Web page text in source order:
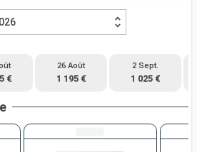
€
26 Août
1 195 €
2 Sept.
1 025 €